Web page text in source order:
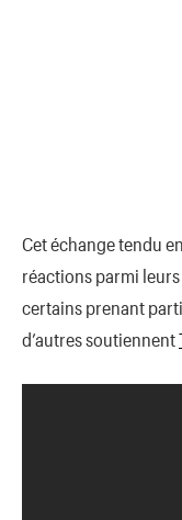
Cet échange tendu
réactions parmi
certains prenant
d’autres soutiennent